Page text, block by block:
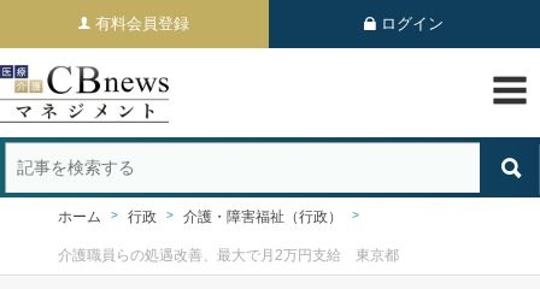
有料会員登録 ログイン
ホーム 行政 介護・障害福祉（行政）
介護職員らの処遇改善、最大で月2万円支給 東京都